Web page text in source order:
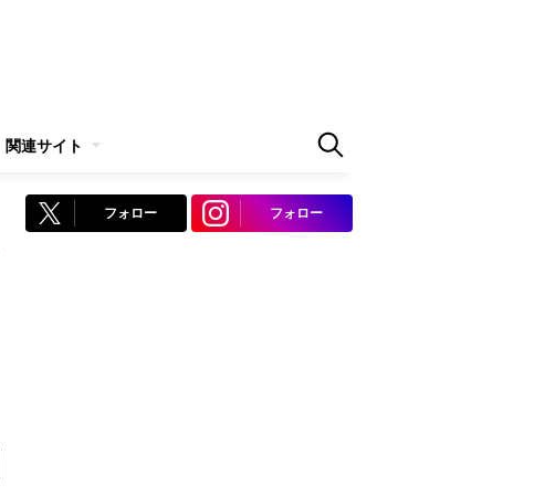
関連サイト
フォロー フォロー